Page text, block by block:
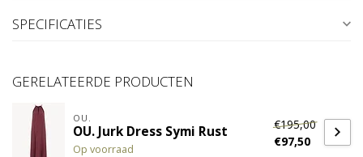
SPECIFICATIES
GERELATEERDE PRODUCTEN
OU.
OU. Jurk Dress Symi Rust
Op voorraad
€195,00
€97,50